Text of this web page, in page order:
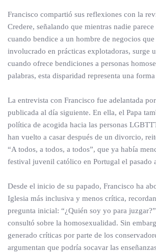
Francisco compartió sus reflexiones con la
Credere, señalando que mientras nadie parece
cuando bendice a un hombre de negocios
involucrado en prácticas explotadoras, surge
cuando ofrece bendiciones a personas
palabras, esta disparidad representa una
La entrevista con Francisco fue adelantada
publicada al día siguiente. En ella, el Papa
política de acogida hacia las personas
han vuelto a casar después de un divorcio,
“A todos, a todos, a todos”, que ya había
festival juvenil católico en Portugal el pasado
Desde el inicio de su papado, Francisco ha
Iglesia más inclusiva y menos crítica,
pregunta inicial: “¿Quién soy yo para
consultó sobre la homosexualidad. Sin
generado críticas por parte de los
argumentan que podría socavar las